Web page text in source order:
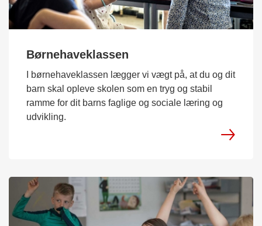
Børnehaveklassen
I børnehaveklassen lægger vi vægt på, at du og dit
barn skal opleve skolen som en tryg og stabil
ramme for dit barns faglige og sociale læring og
udvikling.